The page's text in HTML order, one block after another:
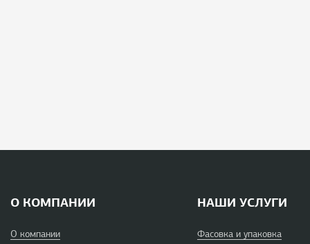
О КОМПАНИИ
О компании
НАШИ УСЛУГИ
Фасовка и упаковка